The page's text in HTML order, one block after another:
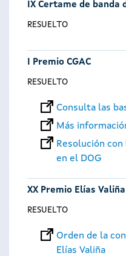
IX Certame de banda
RESUELTO
I Premio CGAC
RESUELTO
Consulta las
Más
Resolución
en el DOG
XX Premio Elías
RESUELTO
Orden de la
Elías Valiña